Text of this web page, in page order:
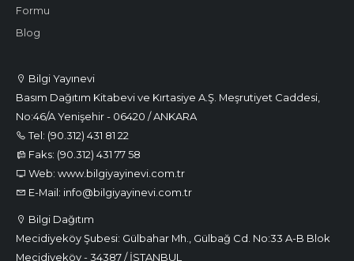
Bilgi Yayınevi
Basım Dağıtım Kitabevi ve Kırtasiye A.Ş. Meşrutiyet Caddesi,
No:46/A Yenişehir - 06420 / ANKARA
Tel: (90.312) 431 81 22
Faks: (90.312) 431 77 58
Web: www.bilgiyayinevi.com.tr
E-Mail: info@bilgiyayinevi.com.tr
Bilgi Dağıtım
Mecidiyeköy Şubesi: Gülbahar Mh., Gülbağ Cd. No:33 A-B Blok
Mecidiyeköy - 34387 / İSTANBUL
Formu
Blog